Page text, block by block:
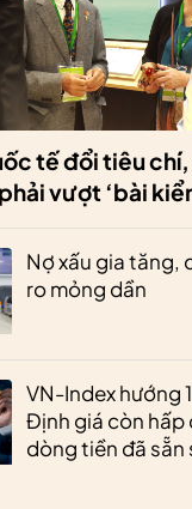
tế đổi tiêu
vượt ‘bài
Nợ xấu gia tăng,
ro mỏng dần
VN-Index hướng
Định giá còn hấp
dòng tiền đã sẵn